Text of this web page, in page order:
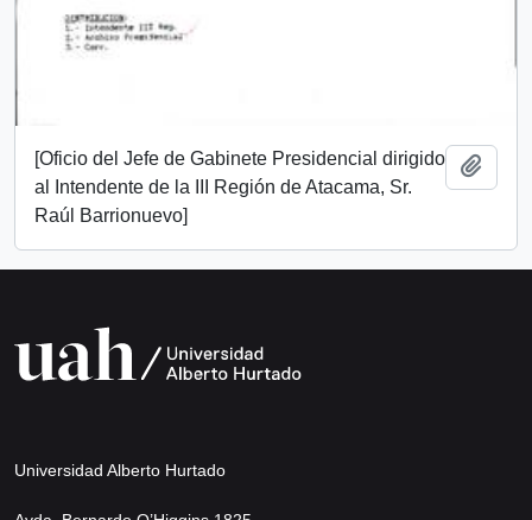
[Oficio del Jefe de Gabinete Presidencial dirigido
al Intendente de la III Región de Atacama, Sr.
Raúl Barrionuevo]
Universidad Alberto Hurtado